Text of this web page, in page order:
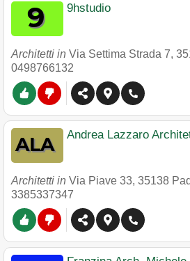
9hstudio
Architetti in Via Settima Strada 7,
0498766132
Andrea Lazzaro
Architetti in Via Piave 33, 35138
3385337347